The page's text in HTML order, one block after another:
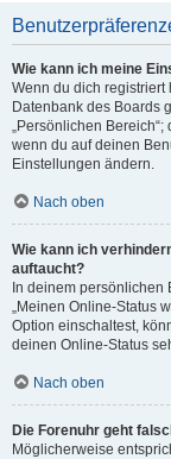
Wie kann ich meine
Wenn du dich
Datenbank des Boards
„Persönlichen
wenn du auf deinen
Einstellungen ändern.
Nach oben
Wie kann ich
auftaucht?
In deinem
„Meinen Online-Status
Option einschaltest,
deinen Online-Status
Nach oben
Die Forenuhr geht
Möglicherweise